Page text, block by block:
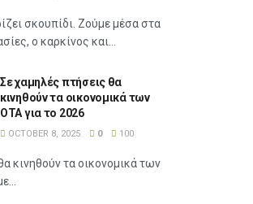
σκουπίδι. Ζούμε μέσα στα
ο καρκίνος και...
Σε χαμηλές πτήσεις θα
κινηθούν τα οικονομικά των
ΟΤΑ για το 2026
OCTOBER 8, 2025 0 100
κινηθούν τα οικονομικά των